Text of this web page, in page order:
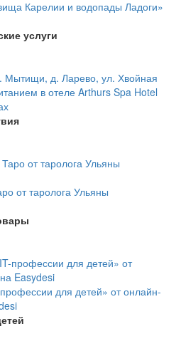
Карелии и водопады Ладоги»
услуги
в отеле Arthurs Spa Hotel
от таролога Ульяны
для детей» от онлайн-